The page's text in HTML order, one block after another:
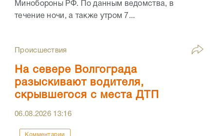
Минобороны РФ. По данным ведомства, в
течение ночи, а также утром 7...
Происшествия
На севере Волгограда
разыскивают водителя,
скрывшегося с места ДТП
06.08.2026 13:16
Комментарии